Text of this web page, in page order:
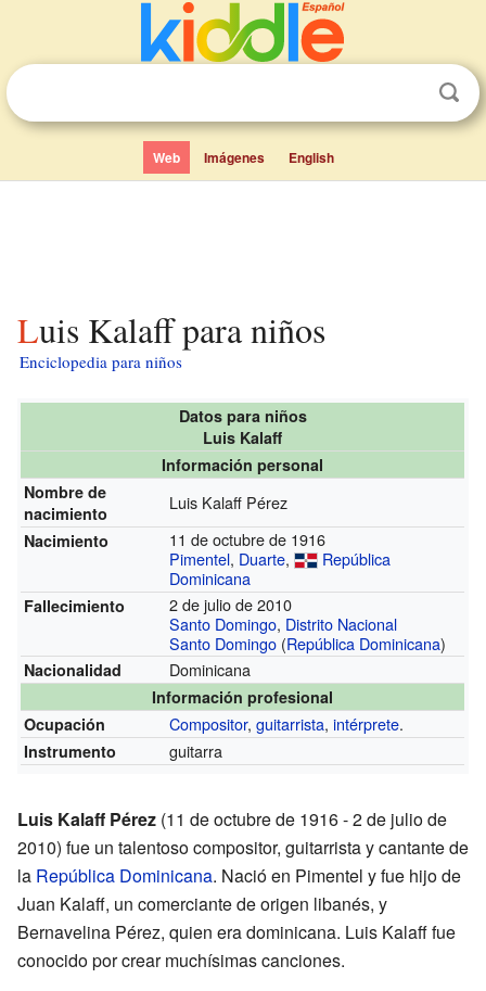
Web Imágenes English
Luis Kalaff para niños
Enciclopedia para niños
Datos para niños
Luis Kalaff
Información personal
Nombre de
nacimiento
Luis Kalaff Pérez
Nacimiento
11 de octubre de 1916
Pimentel, Duarte,
República
Dominicana
Fallecimiento
2 de julio de 2010
Santo Domingo, Distrito Nacional
Santo Domingo (República Dominicana)
Nacionalidad Dominicana
Información profesional
Ocupación
Compositor,guitarrista,intérprete.
Instrumento guitarra
Luis Kalaff Pérez (11 de octubre de 1916 - 2 de julio de
2010) fue un talentoso compositor, guitarrista y cantante de
la República Dominicana. Nació en Pimentel y fue hijo de
Juan Kalaff, un comerciante de origen libanés, y
Bernavelina Pérez, quien era dominicana. Luis Kalaff fue
conocido por crear muchísimas canciones.